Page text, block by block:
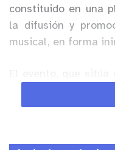
constituido en una
la difusión y
musical, en forma
de la escena
desarrollará entre